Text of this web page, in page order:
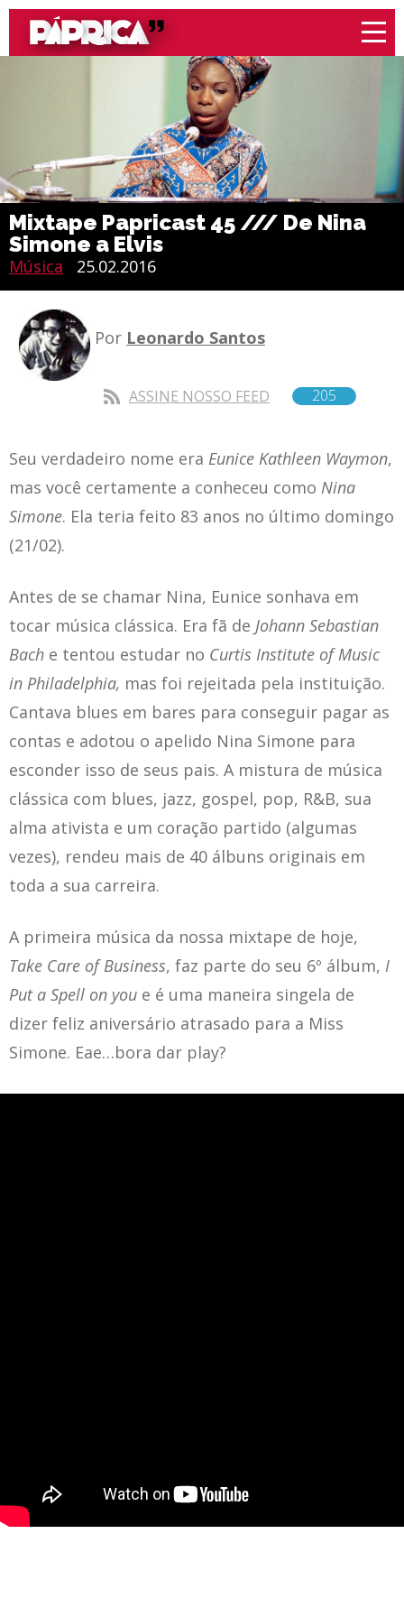
Mixtape Papricast 45 /// De Nina
Simone a Elvis
Música 25.02.2016
Por Leonardo Santos
ASSINE NOSSO FEED 205
Seu verdadeiro nome era Eunice Kathleen Waymon,
mas você certamente a conheceu como Nina
Simone. Ela teria feito 83 anos no último domingo
(21/02).
Antes de se chamar Nina, Eunice sonhava em
tocar música clássica. Era fã de Johann Sebastian
Bach e tentou estudar no Curtis Institute of Music
in Philadelphia, mas foi rejeitada pela instituição.
Cantava blues em bares para conseguir pagar as
contas e adotou o apelido Nina Simone para
esconder isso de seus pais. A mistura de música
clássica com blues, jazz, gospel, pop, R&B, sua
alma ativista e um coração partido (algumas
vezes), rendeu mais de 40 álbuns originais em
toda a sua carreira.
A primeira música da nossa mixtape de hoje,
Take Care of Business, faz parte do seu 6º álbum, I
Put a Spell on you e é uma maneira singela de
dizer feliz aniversário atrasado para a Miss
Simone. Eae…bora dar play?